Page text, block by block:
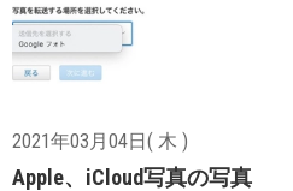
2021年03月04日( 木 )
Apple、iCloud写真の写真